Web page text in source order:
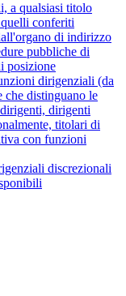
a qualsiasi titolo
conferiti
di indirizzo
pubbliche di
posizione
dirigenziali (da
che distinguano le
dirigenti
titolari di
con funzioni
discrezionali